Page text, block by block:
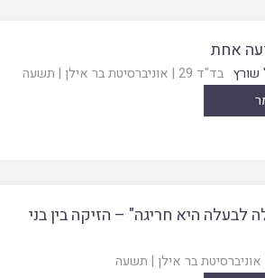
אחת
שורץ בד"ד 29 | אוניברסיטת בר אילן | תשעה
היא חריגה" – הזיקה בין בני
אוניברסיטת בר אילן | תשעה